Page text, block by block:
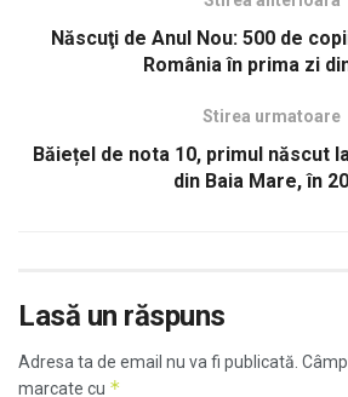
Născuţi de Anul Nou: 500 de
România în prima zi
Stirea urmatoare
Băiețel de nota 10, primul născut
din Baia Mare, în
Lasă un răspuns
Adresa ta de email nu va fi publicată.
marcate cu *